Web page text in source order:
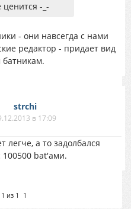
-_-
- они навсегда с нами
редактор - придает вид
strchi
в 17:09
легче, а то задолбался
100500 bat'ами.
1 из 1 1